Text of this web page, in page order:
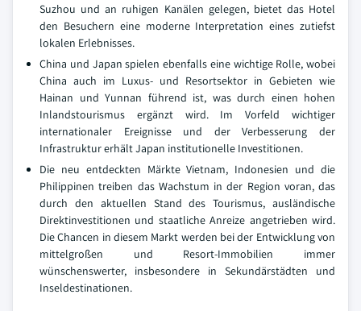
Suzhou und an ruhigen Kanälen gelegen, bietet das Hotel
den Besuchern eine moderne Interpretation eines zutiefst
lokalen Erlebnisses.
China und Japan spielen ebenfalls eine wichtige Rolle, wobei
China auch im Luxus- und Resortsektor in Gebieten wie
Hainan und Yunnan führend ist, was durch einen hohen
Inlandstourismus ergänzt wird. Im Vorfeld wichtiger
internationaler Ereignisse und der Verbesserung der
Infrastruktur erhält Japan institutionelle Investitionen.
Die neu entdeckten Märkte Vietnam, Indonesien und die
Philippinen treiben das Wachstum in der Region voran, das
durch den aktuellen Stand des Tourismus, ausländische
Direktinvestitionen und staatliche Anreize angetrieben wird.
Die Chancen in diesem Markt werden bei der Entwicklung von
mittelgroßen und Resort-Immobilien immer
wünschenswerter, insbesondere in Sekundärstädten und
Inseldestinationen.